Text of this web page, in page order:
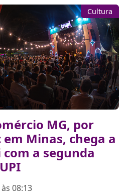
Cultura
MG, por
em Minas, chega a
a segunda
08:13